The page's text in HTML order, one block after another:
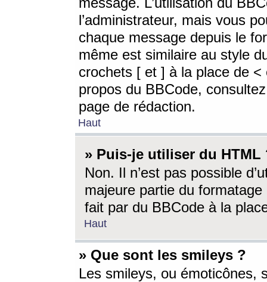
l’administrateur, mais vous
chaque message depuis le
même est similaire au style
crochets [ et ] à la place de <
propos du BBCode,
page de rédaction.
Haut
» Puis-je utiliser du HTML
Non. Il n’est pas possible
majeure partie du
fait par du BBCode à la
Haut
» Que sont les smileys ?
Les smileys, ou émoticônes,